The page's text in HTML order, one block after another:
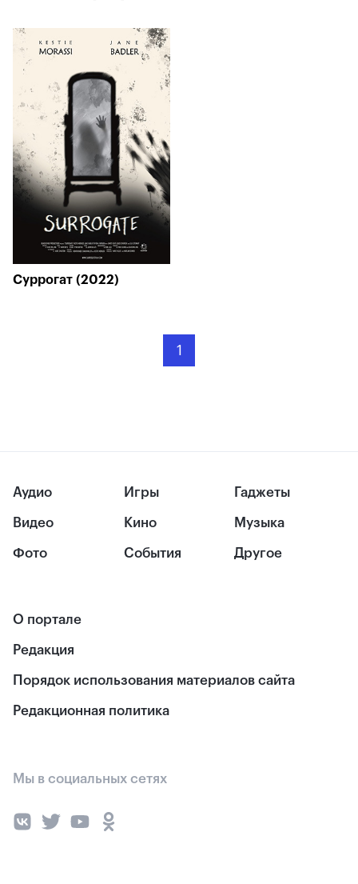
Суррогат (2022)
1
Аудио
Видео
Фото
Игры
Кино
События
Гаджеты
Музыка
Другое
О портале
Редакция
Порядок использования материалов сайта
Редакционная политика
Мы в социальных сетях